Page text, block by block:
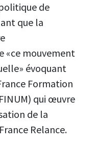
de
que la
«ce mouvement
évoquant
Formation
qui œuvre
de la
Relance.